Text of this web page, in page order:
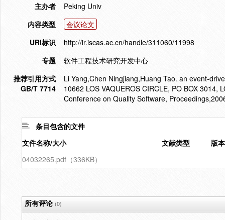
主办者
Peking Univ
内容类型
会议论文
URI标识
http://ir.iscas.ac.cn/handle/311060/11998
专题
软件工程技术研究开发中心
推荐引用方式
GB/T 7714
Li Yang,Chen Ningjiang,Huang Tao. an event-
10662 LOS VAQUEROS CIRCLE, PO BOX
Conference on Quality Software,
条目包含的文件
文件名称/大小
文献类型
版
04032265.pdf（336KB）
所有评论(0)